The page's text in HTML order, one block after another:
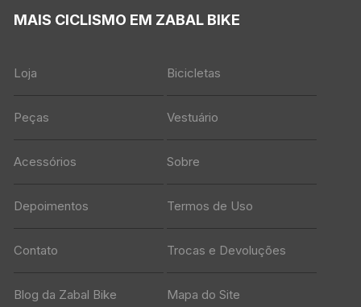
MAIS CICLISMO EM ZABAL BIKE
Loja Bicicletas
Peças Vestuário
Acessórios Sobre
Depoimentos Termos de Uso
Contato Trocas e Devoluções
Blog da Zabal Bike Mapa do Site